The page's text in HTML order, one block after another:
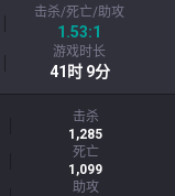
击杀/死亡/助攻
1.53:1
游戏时长
41时 9分
击杀
1,285
死亡
1,099
助攻